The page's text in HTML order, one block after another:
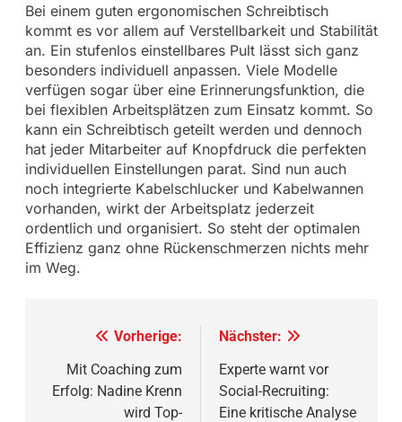
Bei einem guten ergonomischen Schreibtisch
kommt es vor allem auf Verstellbarkeit und Stabilität
an. Ein stufenlos einstellbares Pult lässt sich ganz
besonders individuell anpassen. Viele Modelle
verfügen sogar über eine Erinnerungsfunktion, die
bei flexiblen Arbeitsplätzen zum Einsatz kommt. So
kann ein Schreibtisch geteilt werden und dennoch
hat jeder Mitarbeiter auf Knopfdruck die perfekten
individuellen Einstellungen parat. Sind nun auch
noch integrierte Kabelschlucker und Kabelwannen
vorhanden, wirkt der Arbeitsplatz jederzeit
ordentlich und organisiert. So steht der optimalen
Effizienz ganz ohne Rückenschmerzen nichts mehr
im Weg.
Beitragsnavigation
Vorherige:
Mit Coaching zum
Erfolg: Nadine Krenn
wird Top-
Nächster:
Experte warnt vor
Social-Recruiting:
Eine kritische Analyse